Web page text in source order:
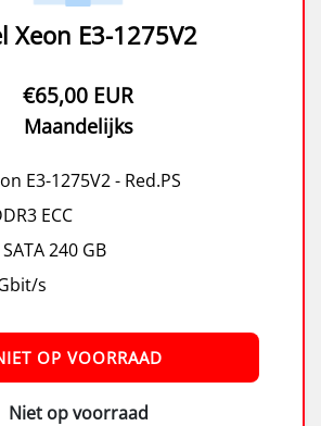
Xeon E3-1275V2
€65,00 EUR
Maandelijks
E3-1275V2 - Red.PS
ECC
240 GB
s
OP VOORRAAD
Niet op voorraad